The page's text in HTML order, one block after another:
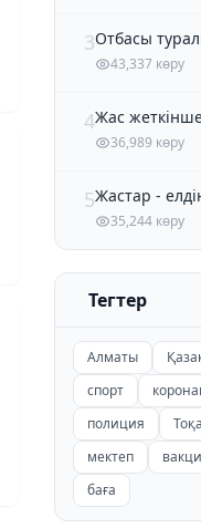
3Отбасы
43,337 көру
4Жас
36,989 көру
5Жастар -
35,244 көру
Тегтер
Алматы
спорт
полиция
мектеп
баға